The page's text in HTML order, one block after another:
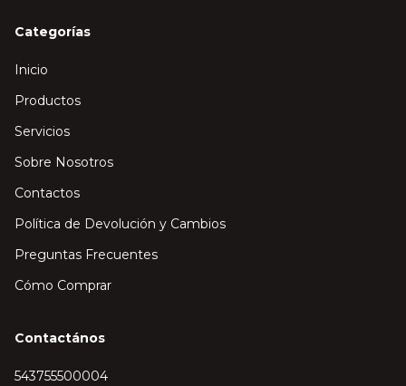
Categorías
Inicio
Productos
Servicios
Sobre Nosotros
Contactos
Política de Devolución y Cambios
Preguntas Frecuentes
Cómo Comprar
Contactános
543755500004